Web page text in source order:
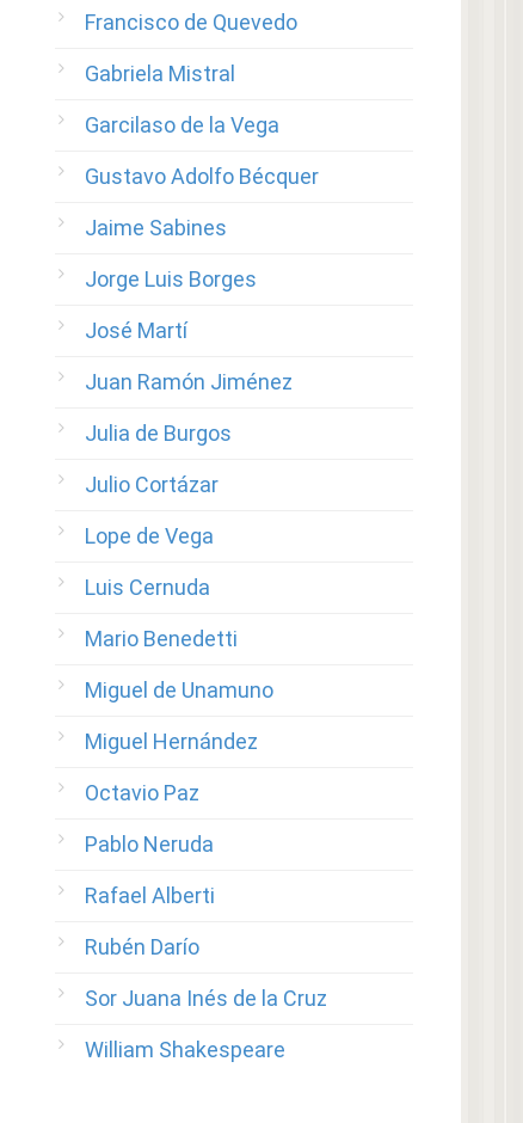
Francisco de Quevedo
Gabriela Mistral
Garcilaso de la Vega
Gustavo Adolfo Bécquer
Jaime Sabines
Jorge Luis Borges
José Martí
Juan Ramón Jiménez
Julia de Burgos
Julio Cortázar
Lope de Vega
Luis Cernuda
Mario Benedetti
Miguel de Unamuno
Miguel Hernández
Octavio Paz
Pablo Neruda
Rafael Alberti
Rubén Darío
Sor Juana Inés de la Cruz
William Shakespeare